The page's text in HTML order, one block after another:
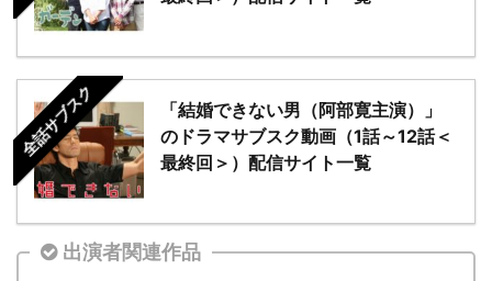
全話サブスク
「結婚できない男（阿部寛主演）」
のドラマサブスク動画（1話～12話＜
最終回＞）配信サイト一覧
出演者関連作品